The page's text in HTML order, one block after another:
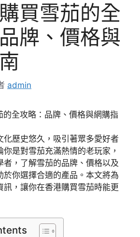
買雪茄的全
牌、價格與
admin
化歷史悠久，吸引著眾多愛好者
是對雪茄充滿熱情的老玩家，
者，了解雪茄的品牌、價格以及
於你選擇合適的產品。本文將為
訊，讓你在香港購買雪茄時能更